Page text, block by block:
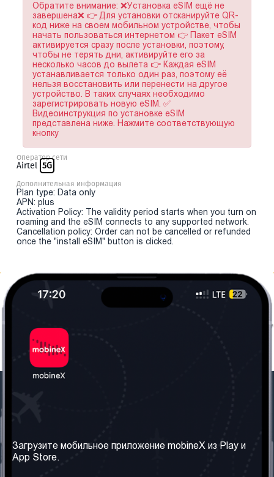
Обратите внимание: ❌Установка eSIM ещё не
завершена❌ 👉 Для установки отсканируйте QR-
код ниже на своем мобильном устройстве, чтобы
начать пользоваться интернетом 👉 Пакет eSIM
активируется сразу после установки, поэтому,
чтобы не терять дни, активируйте его за
несколько часов до вылета 👉 Каждая eSIM
устанавливается только один раз, поэтому её
нельзя восстановить или перенести на другое
устройство. В таких случаях необходимо
зарегистрировать новую eSIM. ✅
Видеоинструкция по установке eSIM
представлена ниже. Нажмите соответствующую
кнопку
Оператор сети
Airtel 5G
Дополнительная информация
Plan type: Data only
APN: plus
Activation Policy: The validity period starts when you turn on
roaming and the eSIM connects to any supported network.
Cancellation policy: Order can not be cancelled or refunded
once the "install eSIM" button is clicked.
Наши сервисы
Правила и Условия
Загрузите мобильное приложение mobineX из Play и
App Store.